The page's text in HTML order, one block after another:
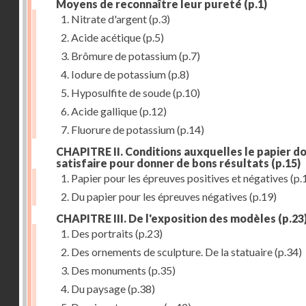
Moyens de reconnaître leur pureté (p.1)
1. Nitrate d'argent(p.3)
2. Acide acétique(p.5)
3. Brômure de potassium(p.7)
4. Iodure de potassium(p.8)
5. Hyposulfite de soude(p.10)
6. Acide gallique(p.12)
7. Fluorure de potassium(p.14)
CHAPITRE II. Conditions auxquelles le papier
satisfaire pour donner de bons résultats (p.15)
1. Papier pour les épreuves positives et négatives
2. Du papier pour les épreuves négatives (p.19)
CHAPITRE III. De l'exposition des modèles
1. Des portraits (p.23)
2. Des ornements de sculpture. De la statuaire(p.34)
3. Des monuments (p.35)
4. Du paysage(p.38)